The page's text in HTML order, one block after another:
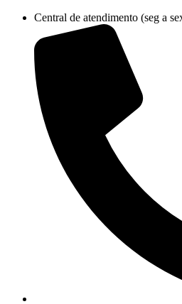
conteúdo
Central de atendimento (seg a